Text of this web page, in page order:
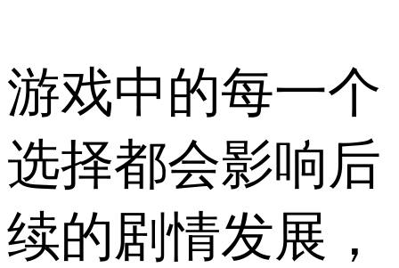
游戏中的每一个
选择都会影响后
续的剧情发展，